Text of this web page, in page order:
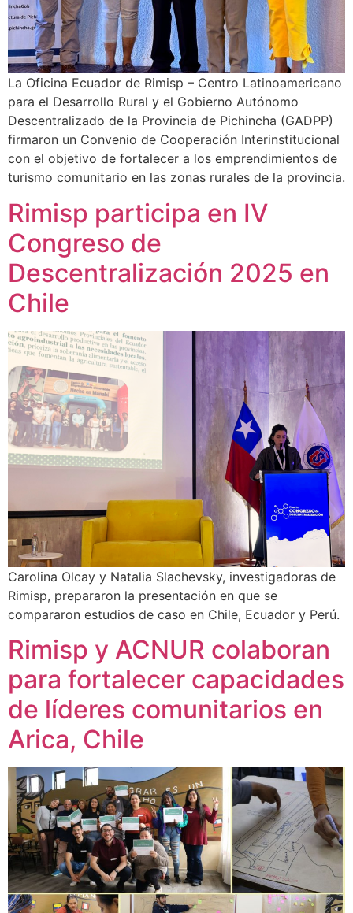
La Oficina Ecuador de Rimisp – Centro Latinoamericano
para el Desarrollo Rural y el Gobierno Autónomo
Descentralizado de la Provincia de Pichincha (GADPP)
firmaron un Convenio de Cooperación Interinstitucional
con el objetivo de fortalecer a los emprendimientos de
turismo comunitario en las zonas rurales de la provincia.
Rimisp participa en IV
Congreso de
Descentralización 2025 en
Chile
Carolina Olcay y Natalia Slachevsky, investigadoras de
Rimisp, prepararon la presentación en que se
compararon estudios de caso en Chile, Ecuador y Perú.
Rimisp y ACNUR colaboran
para fortalecer capacidades
de líderes comunitarios en
Arica, Chile